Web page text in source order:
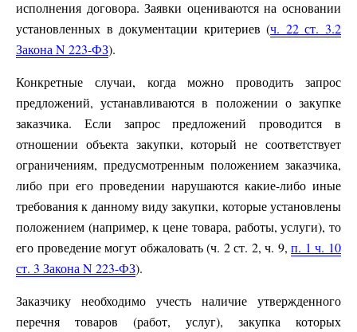
исполнения договора. Заявки оцениваются на основании
установленных в документации критериев (ч. 22 ст. 3.2
Закона N 223-ФЗ).
Конкретные случаи, когда можно проводить запрос
предложений, устанавливаются в положении о закупке
заказчика. Если запрос предложений проводится в
отношении объекта закупки, который не соответствует
ограничениям, предусмотренным положением заказчика,
либо при его проведении нарушаются какие-либо иные
требования к данному виду закупки, которые установлены
положением (например, к цене товара, работы, услуги), то
его проведение могут обжаловать (ч. 2 ст. 2, ч. 9,п. 1 ч. 10
ст. 3 Закона N 223-ФЗ).
Заказчику необходимо учесть наличие утвержденного
перечня товаров (работ, услуг), закупка которых